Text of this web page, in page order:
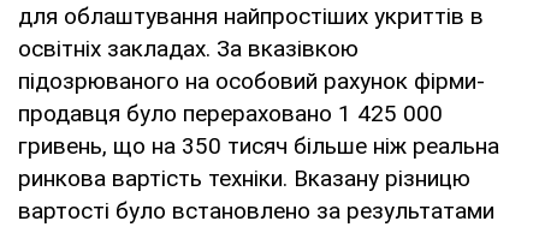
для облаштування найпростіших укриттів в
освітніх закладах. За вказівкою
підозрюваного на особовий рахунок фірми-
продавця було перераховано 1 425 000
гривень, що на 350 тисяч більше ніж реальна
ринкова вартість техніки. Вказану різницю
вартості було встановлено за результатами